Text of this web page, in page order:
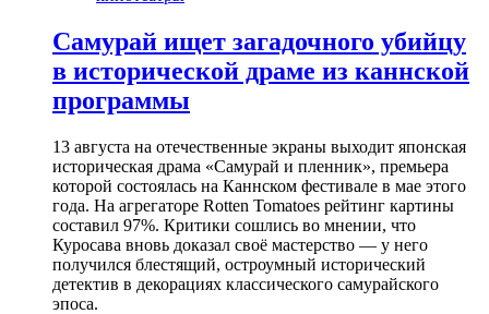
Самурай ищет загадочного убийцу
в исторической драме из каннской
программы
13 августа на отечественные экраны выходит японская
историческая драма «Самурай и пленник», премьера
которой состоялась на Каннском фестивале в мае этого
года. На агрегаторе Rotten Tomatoes рейтинг картины
составил 97%. Критики сошлись во мнении, что
Куросава вновь доказал своё мастерство — у него
получился блестящий, остроумный исторический
детектив в декорациях классического самурайского
эпоса.